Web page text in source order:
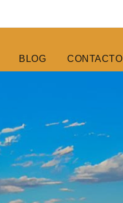
BLOG CONTACTO